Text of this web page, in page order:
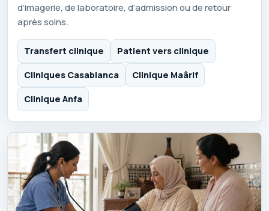
d’imagerie, de laboratoire, d’admission ou de retour
après soins.
Transfert clinique Patient vers clinique
Cliniques Casablanca Clinique Maârif
Clinique Anfa